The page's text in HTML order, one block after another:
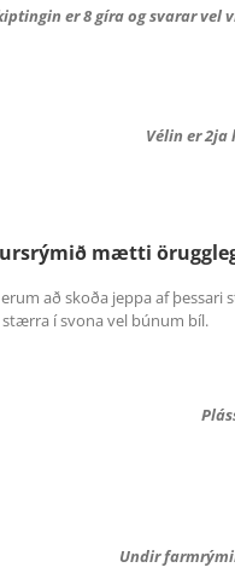
er 8 gíra og svarar vel
Vélin er
mætti
að skoða jeppa af
í svona vel búnum bíl.
Undir